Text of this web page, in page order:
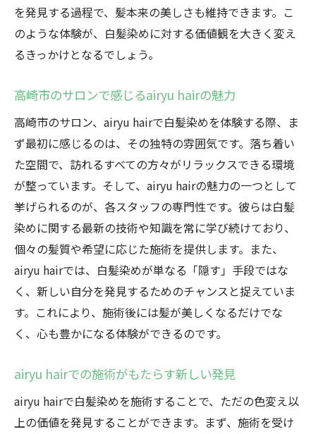
を発見する過程で、髪本来の美しさも維持できます。こ
のような体験が、白髪染めに対する価値観を大きく変え
るきっかけとなるでしょう。
高崎市のサロンで感じるairyu hairの魅力
高崎市のサロン、airyu hairで白髪染めを体験する際、ま
ず最初に感じるのは、その独特の雰囲気です。落ち着い
た空間で、訪れるすべての方々がリラックスできる環境
が整っています。そして、airyu hairの魅力の一つとして
挙げられるのが、各スタッフの専門性です。彼らは白髪
染めに関する最新の技術や知識を常に学び続けており、
個々の髪質や希望に応じた施術を提供します。また、
airyu hairでは、白髪染めが単なる「隠す」手段ではな
く、新しい自分を発見するためのチャンスと捉えていま
す。これにより、施術後には髪が美しくなるだけでな
く、心も豊かになる体験ができるのです。
airyu hairでの施術がもたらす新しい発見
airyu hairで白髪染めを施術することで、ただの色変え以
上の価値を発見することができます。まず、施術を受け